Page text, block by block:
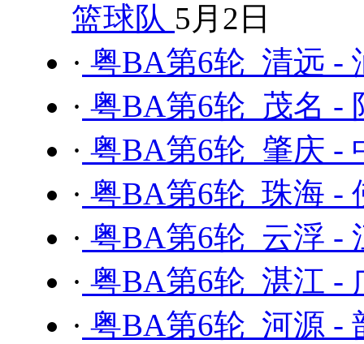
篮球队 5月2日
· 粤BA第6轮 清远 -
· 粤BA第6轮 茂名 -
· 粤BA第6轮 肇庆 -
· 粤BA第6轮 珠海 -
· 粤BA第6轮 云浮 -
· 粤BA第6轮 湛江 -
· 粤BA第6轮 河源 -